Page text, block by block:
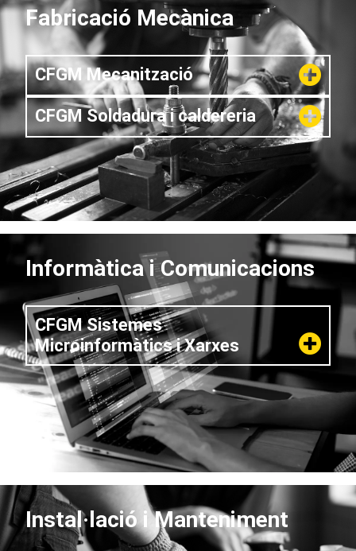
Fabricació Mecànica
CFGM Mecanització
CFGM Soldadura i caldereria
Informàtica i Comunicacions
CFGM Sistemes
Microinformàtics i Xarxes
Instal·lació i Manteniment